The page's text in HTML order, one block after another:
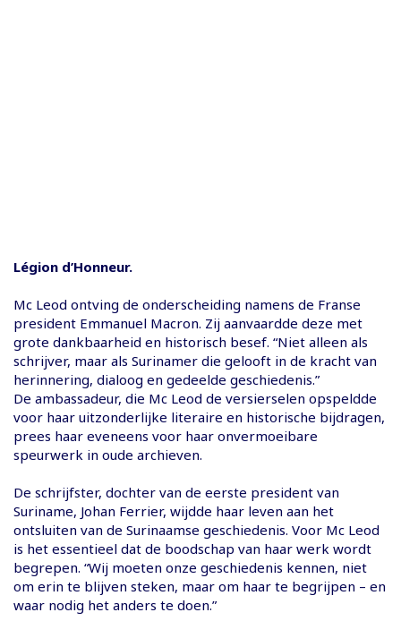
Légion d’Honneur.
Mc Leod ontving de onderscheiding namens de Franse
president Emmanuel Macron. Zij aanvaardde deze met
grote dankbaarheid en historisch besef. “Niet alleen als
schrijver, maar als Surinamer die gelooft in de kracht van
herinnering, dialoog en gedeelde geschiedenis.”
De ambassadeur, die Mc Leod de versierselen opspeldde
voor haar uitzonderlijke literaire en historische bijdragen,
prees haar eveneens voor haar onvermoeibare
speurwerk in oude archieven.
De schrijfster, dochter van de eerste president van
Suriname, Johan Ferrier, wijdde haar leven aan het
ontsluiten van de Surinaamse geschiedenis. Voor Mc Leod
is het essentieel dat de boodschap van haar werk wordt
begrepen. “Wij moeten onze geschiedenis kennen, niet
om erin te blijven steken, maar om haar te begrijpen – en
waar nodig het anders te doen.”